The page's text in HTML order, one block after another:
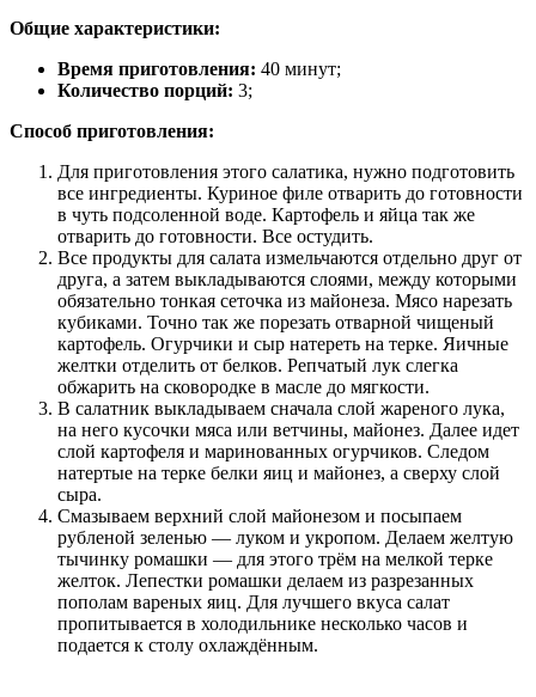
Общие характеристики:
Время приготовления: 40 минут;
Количество порций: 3;
Способ приготовления:
Для приготовления этого салатика, нужно подготовить
все ингредиенты. Куриное филе отварить до готовности
в чуть подсоленной воде. Картофель и яйца так же
отварить до готовности. Все остудить.
Все продукты для салата измельчаются отдельно друг от
друга, а затем выкладываются слоями, между которыми
обязательно тонкая сеточка из майонеза. Мясо нарезать
кубиками. Точно так же порезать отварной чищеный
картофель. Огурчики и сыр натереть на терке. Яичные
желтки отделить от белков. Репчатый лук слегка
обжарить на сковородке в масле до мягкости.
В салатник выкладываем сначала слой жареного лука,
на него кусочки мяса или ветчины, майонез. Далее идет
слой картофеля и маринованных огурчиков. Следом
натертые на терке белки яиц и майонез, а сверху слой
сыра.
Смазываем верхний слой майонезом и посыпаем
рубленой зеленью — луком и укропом. Делаем желтую
тычинку ромашки — для этого трём на мелкой терке
желток. Лепестки ромашки делаем из разрезанных
пополам вареных яиц. Для лучшего вкуса салат
пропитывается в холодильнике несколько часов и
подается к столу охлаждённым.